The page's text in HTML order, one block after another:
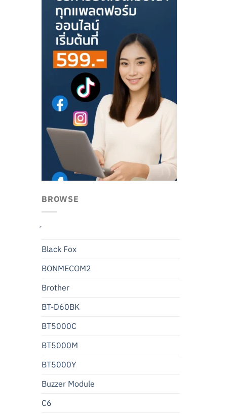
BROWSE
Black Fox
BONMECOM2
Brother
BT-D60BK
BT5000C
BT5000M
BT5000Y
Buzzer Module
C6